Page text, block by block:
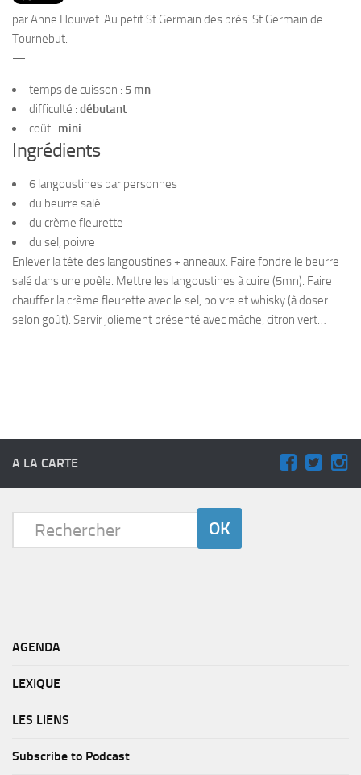
PRODUITS
RECETTES
Plats
Sauces
par Anne Houivet. Au petit St Germain des près. St Germain de
Tournebut.
—
temps de cuisson : 5 mn
difficulté : débutant
coût : mini
Ingrédients
6 langoustines par personnes
du beurre salé
du crème fleurette
du sel, poivre
Enlever la tête des langoustines + anneaux. Faire fondre le beurre
salé dans une poêle. Mettre les langoustines à cuire (5mn). Faire
chauffer la crème fleurette avec le sel, poivre et whisky (à doser
selon goût). Servir joliement présenté avec mâche, citron vert…
A LA CARTE
AGENDA
LEXIQUE
LES LIENS
Subscribe to Podcast